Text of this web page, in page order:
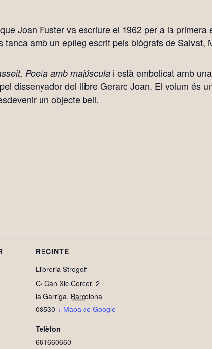
Joan Fuster va escriure el 1962 per a la
tanca amb un epíleg escrit pels biògrafs de Salvat,
Poeta amb majúscula i està embolicat amb
dissenyador del llibre Gerard Joan. El volum és
un objecte bell.
RECINTE
Llibreria Strogoff
C/ Can Xic Corder, 2
la Garriga, Barcelona
08530 + Mapa de Google
Telèfon
681660660